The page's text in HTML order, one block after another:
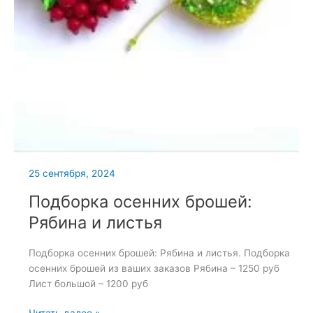
25 сентября, 2024
Подборка осенних брошей:
Рябина и листья
Подборка осенних брошей: Рябина и листья. Подборка
осенних брошей из ваших заказов Рябина – 1250 руб
Лист большой – 1200 руб